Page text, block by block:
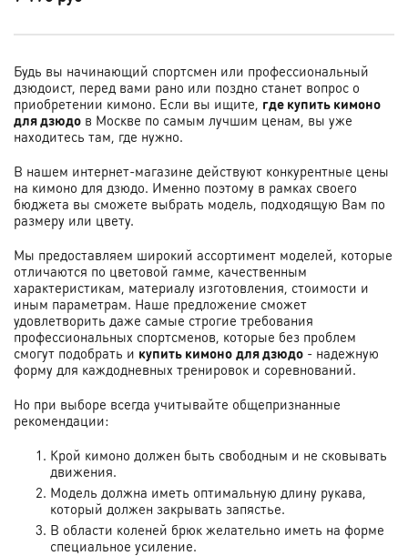
Будь вы начинающий спортсмен или профессиональный
дзюдоист, перед вами рано или поздно станет вопрос о
приобретении кимоно. Если вы ищите, где купить кимоно
для дзюдо в Москве по самым лучшим ценам, вы уже
находитесь там, где нужно.
В нашем интернет-магазине действуют конкурентные цены
на кимоно для дзюдо. Именно поэтому в рамках своего
бюджета вы сможете выбрать модель, подходящую Вам по
размеру или цвету.
Мы предоставляем широкий ассортимент моделей, которые
отличаются по цветовой гамме, качественным
характеристикам, материалу изготовления, стоимости и
иным параметрам. Наше предложение сможет
удовлетворить даже самые строгие требования
профессиональных спортсменов, которые без проблем
смогут подобрать и купить кимоно для дзюдо - надежную
форму для каждодневных тренировок и соревнований.
Но при выборе всегда учитывайте общепризнанные
рекомендации:
Крой кимоно должен быть свободным и не сковывать
движения.
Модель должна иметь оптимальную длину рукава,
который должен закрывать запястье.
В области коленей брюк желательно иметь на форме
специальное усиление.